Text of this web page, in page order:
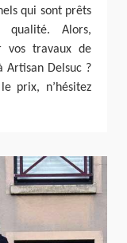
qui sont prêts
Alors,
vos travaux de
Artisan Delsuc ?
prix, n’hésitez